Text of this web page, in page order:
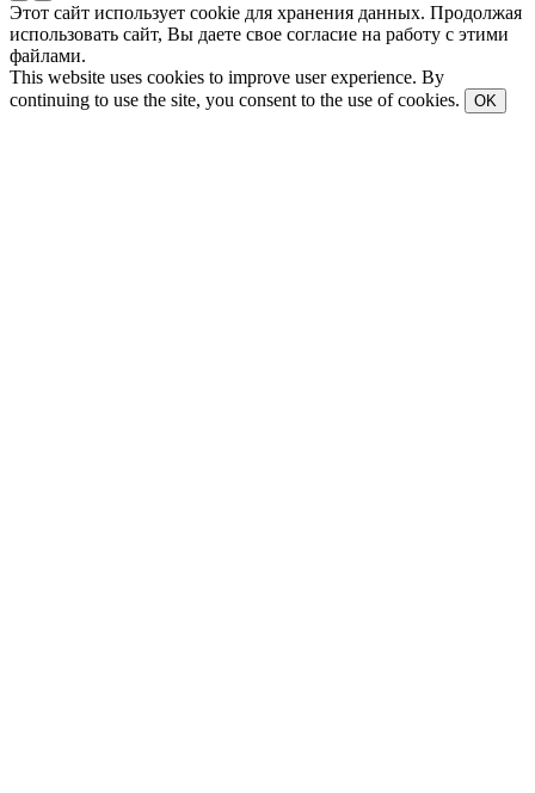
Этот сайт использует cookie для хранения данных. Продолжая
использовать сайт, Вы даете свое согласие на работу с этими
файлами.
This website uses cookies to improve user experience. By
continuing to use the site, you consent to the use of cookies.
OK